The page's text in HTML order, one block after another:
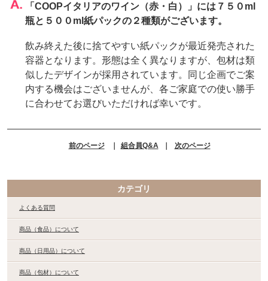
「COOPイタリアのワイン（赤・白）」には７５０ml
瓶と５００ml紙パックの２種類がございます。
飲み終えた後に捨てやすい紙パックが最近発売された
容器となります。形態は全く異なりますが、包材は類
似したデザインが採用されています。同じ企画でご案
内する機会はございませんが、各ご家庭での使い勝手
に合わせてお選びいただければ幸いです。
前のページ ｜ 組合員Q&A ｜ 次のページ
カテゴリ
よくある質問
商品（食品）について
商品（日用品）について
商品（包材）について